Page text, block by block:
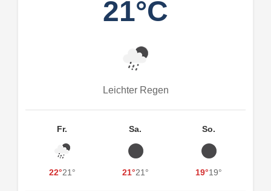
21°C
Leichter Regen
Fr.
22°21°
Sa.
21°21°
So.
19°19°